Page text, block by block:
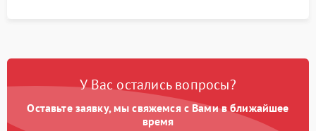
У Вас остались вопросы?
Оставьте заявку, мы свяжемся с Вами в ближайшее
время